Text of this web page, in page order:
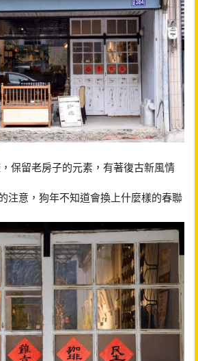
保留老房子的元素，有著復古新風情
注意，狗年不知道會換上什麼樣的春聯